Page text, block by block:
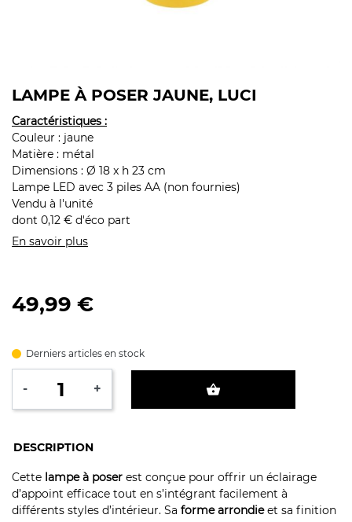
LAMPE À POSER JAUNE, LUCI
Caractéristiques :
Couleur : jaune
Matière : métal
Dimensions : Ø 18 x h 23 cm
Lampe LED avec 3 piles AA (non fournies)
Vendu à l'unité
dont 0,12 € d'éco part
En savoir plus
49,99 €
Derniers articles en stock
- + shopping_basket
DESCRIPTION
Cette lampe à poser est conçue pour offrir un éclairage
d’appoint efficace tout en s’intégrant facilement à
différents styles d’intérieur. Sa forme arrondieet sa finition